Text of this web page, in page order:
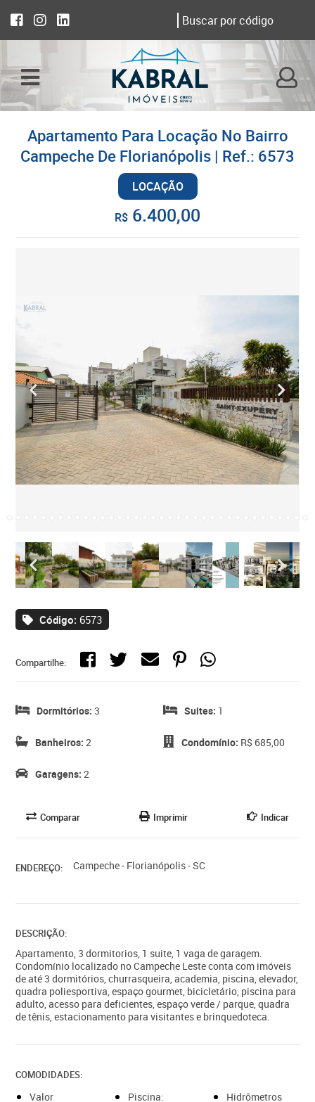
Apartamento Para Locação No Bairro
Campeche De Florianópolis | Ref.: 6573
LOCAÇÃO
R$ 6.400,00
Código: 6573
Compartilhe:
Dormitórios: 3
Banheiros: 2
Garagens: 2
Suites: 1
Condomínio: R$ 685,00
Comparar Imprimir Indicar
ENDEREÇO: Campeche - Florianópolis - SC
DESCRIÇÃO:
Apartamento, 3 dormitorios, 1 suite, 1 vaga de garagem.
Condomínio localizado no Campeche Leste conta com imóveis
de até 3 dormitórios, churrasqueira, academia, piscina, elevador,
quadra poliesportiva, espaço gourmet, bicicletário, piscina para
adulto, acesso para deficientes, espaço verde / parque, quadra
de tênis, estacionamento para visitantes e brinquedoteca.
COMODIDADES:
Valor
Piscina:
Hidrômetros